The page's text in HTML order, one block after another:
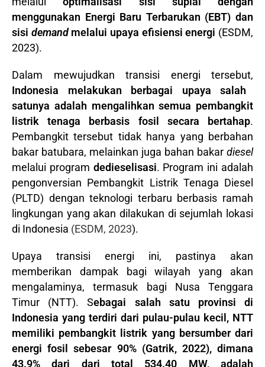
menggunakan Energi Baru Terbarukan (EBT) dan
sisi demandmelalui upaya efisiensi energi (ESDM,
2023).
Dalam mewujudkan transisi energi tersebut,
Indonesia melakukan berbagai upaya salah
satunya adalah mengalihkan semua pembangkit
listrik tenaga berbasis fosil secara bertahap.
Pembangkit tersebut tidak hanya yang berbahan
bakar batubara, melainkan juga bahan bakar diesel
melalui program dedieselisasi. Program ini adalah
pengonversian Pembangkit Listrik Tenaga Diesel
(PLTD) dengan teknologi terbaru berbasis ramah
lingkungan yang akan dilakukan di sejumlah lokasi
di Indonesia (ESDM, 2023).
Upaya transisi energi ini, pastinya akan
memberikan dampak bagi wilayah yang akan
mengalaminya, termasuk bagi Nusa Tenggara
Timur (NTT). Sebagai salah satu provinsi di
Indonesia yang terdiri dari pulau-pulau kecil, NTT
memiliki pembangkit listrik yang bersumber dari
energi fosil sebesar 90% (Gatrik, 2022), dimana
43.9% dari dari total 534.40 MW, adalah